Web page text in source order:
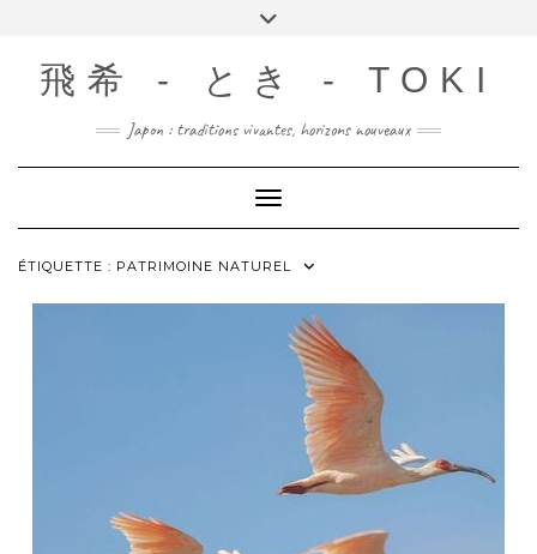
content飛希 - とき - TOKI
Japon : traditions vivantes, horizons nouveaux
Toggle Navigation
ÉTIQUETTE : PATRIMOINE NATUREL